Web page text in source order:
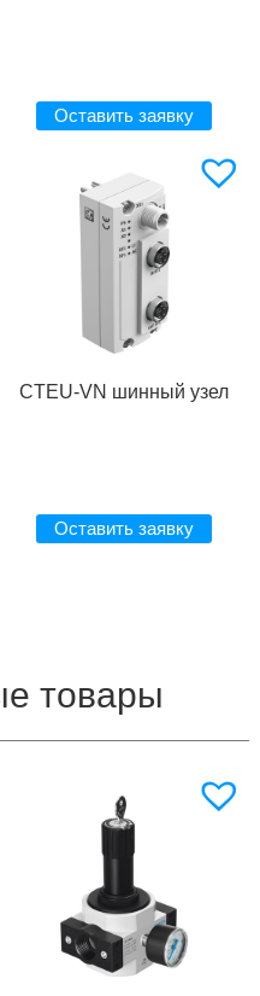
Оставить заявку
CTEU-VN шинный узел
Оставить заявку
товары